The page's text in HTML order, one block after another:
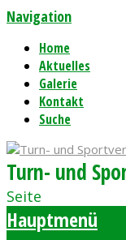
Navigation
Home
Aktuelles
Galerie
Kontakt
Suche
Turn- und
Seite
Hauptmenü